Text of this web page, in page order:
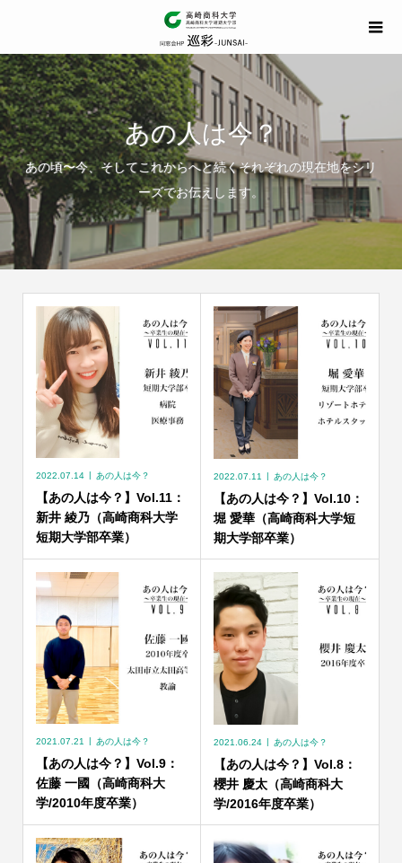
あの人は今？
あの頃〜今、そしてこれからへと続くそれぞれの現在地をシリ
ーズでお伝えします。
2022.07.14 あの人は今？
【あの人は今？】Vol.11：
新井 綾乃（高崎商科大学
短期大学部卒業）
2022.07.11 あの人は今？
【あの人は今？】Vol.10：
堀 愛華（高崎商科大学短
期大学部卒業）
2021.07.21 あの人は今？
【あの人は今？】Vol.9：
佐藤 一國（高崎商科大
学/2010年度卒業）
2021.06.24 あの人は今？
【あの人は今？】Vol.8：
櫻井 慶太（高崎商科大
学/2016年度卒業）